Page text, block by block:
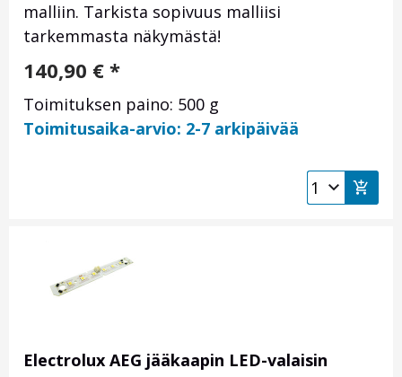
malliin. Tarkista sopivuus malliisi
tarkemmasta näkymästä!
140,90 € *
Toimituksen paino: 500 g
Toimitusaika-arvio: 2-7 arkipäivää
Electrolux AEG jääkaapin LED-valaisin